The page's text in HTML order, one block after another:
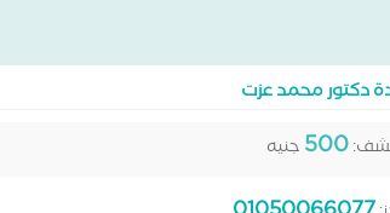
دكتور محمد عزت
500 جنيه